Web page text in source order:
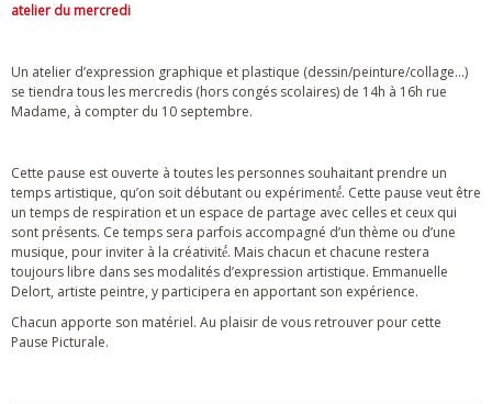
atelier du mercredi
Un atelier d’expression graphique et plastique (dessin/peinture/collage...)
se tiendra tous les mercredis (hors congés scolaires) de 14h à 16h rue
Madame, à compter du 10 septembre.
Cette pause est ouverte à toutes les personnes souhaitant prendre un
temps artistique, qu’on soit débutant ou expérimenté́. Cette pause veut être
un temps de respiration et un espace de partage avec celles et ceux qui
sont présents. Ce temps sera parfois accompagné d’un thème ou d’une
musique, pour inviter à la créativité́. Mais chacun et chacune restera
toujours libre dans ses modalités d’expression artistique. Emmanuelle
Delort, artiste peintre, y participera en apportant son expérience.
Chacun apporte son matériel. Au plaisir de vous retrouver pour cette
Pause Picturale.